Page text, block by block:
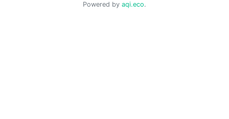
Powered by aqi.eco.